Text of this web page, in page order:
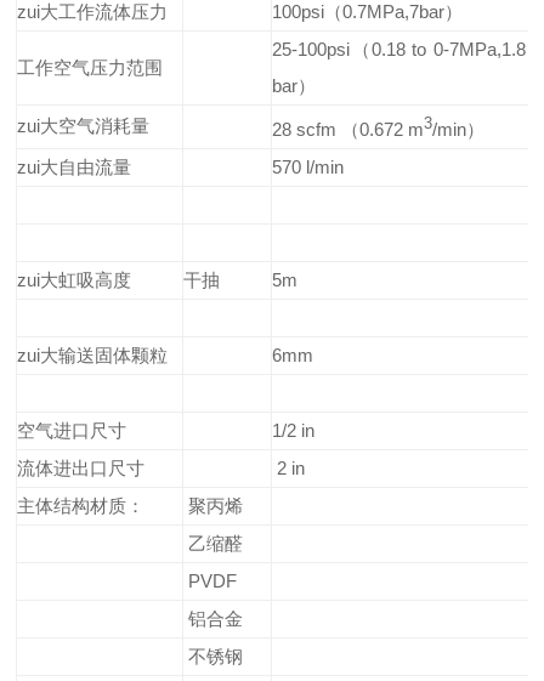
zui大工作流体压力
100psi（0.7MPa,7bar）
工作空气压力范围
25-100psi（0.18 to 0-7MPa,1.8
bar）
zui大空气消耗量
28 scfm （0.672 m3/min）
zui大自由流量
570 l/min
zui大虹吸高度 干抽 5m
zui大输送固体颗粒 6mm
空气进口尺寸
1/2 in
流体进出口尺寸
2 in
主体结构材质：
聚丙烯
乙缩醛
PVDF
铝合金
不锈钢